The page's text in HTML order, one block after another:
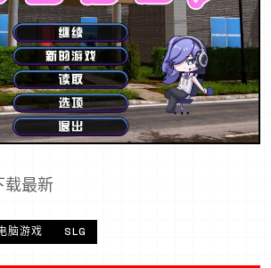
载最新
脑游戏 SLG